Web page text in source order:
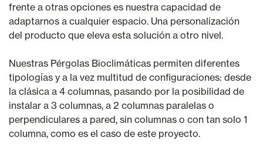
frente a otras opciones es nuestra capacidad de
adaptarnos a cualquier espacio. Una personalización
del producto que eleva esta solución a otro nivel.
Nuestras Pérgolas Bioclimáticas permiten diferentes
tipologías y a la vez multitud de configuraciones: desde
la clásica a 4 columnas, pasando por la posibilidad de
instalar a 3 columnas, a 2 columnas paralelas o
perpendiculares a pared, sin columnas o con tan solo 1
columna, como es el caso de este proyecto.